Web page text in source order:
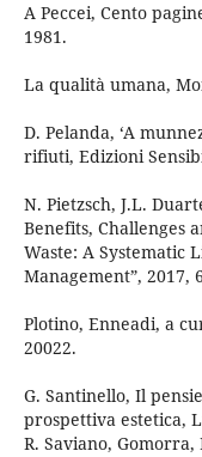
A Peccei, Cento
1981.
La qualità umana,
D. Pelanda, ‘A
rifiuti, Edizioni
N. Pietzsch, J.L.
Benefits, Challenges
Waste: A Systematic
Management”, 2017,
Plotino, Enneadi, a
20022.
G. Santinello, Il
prospettiva estetica,
R. Saviano,